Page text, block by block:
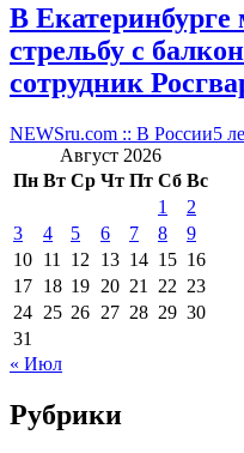
В
стрельбу с
сотрудник
NEWSru.com :: В России5
Август 2026
Пн Вт Ср Чт Пт Сб Вс
1
2
3
4 5 6 7 8
9
10 11 12 13 14 15 16
17 18 19 20 21 22 23
24 25 26 27 28 29 30
31
« Июл
Рубрики